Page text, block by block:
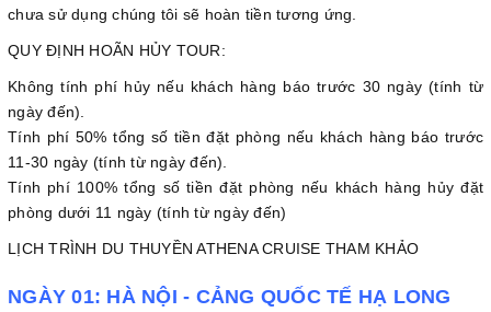
chưa sử dụng chúng tôi sẽ hoàn tiền tương ứng.
QUY ĐỊNH HOÃN HỦY TOUR:
Không tính phí hủy nếu khách hàng báo trước 30 ngày (tính từ
ngày đến).
Tính phí 50% tổng số tiền đặt phòng nếu khách hàng báo trước
11-30 ngày (tính từ ngày đến).
Tính phí 100% tổng số tiền đặt phòng nếu khách hàng hủy đặt
phòng dưới 11 ngày (tính từ ngày đến)
LỊCH TRÌNH DU THUYỀN ATHENA CRUISE THAM KHẢO
NGÀY 01: HÀ NỘI - CẢNG QUỐC TẾ HẠ LONG